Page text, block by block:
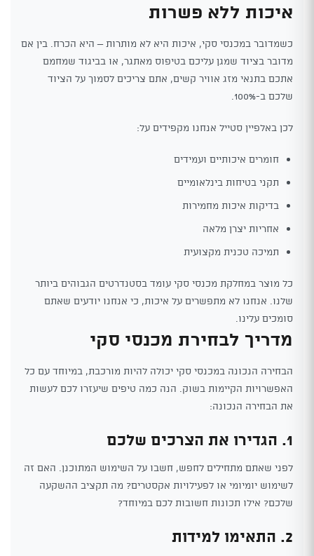
איכות ללא פשרות
כשמדובר במכנסי סקי, איכות היא לא מותרות – היא הכרח. בין אם
מדובר בציוד שמגן עליכם בטיפוס מאתגר, או בביגוד שמחמם
אתכם בתנאי מזג אוויר קשים, אתם צריכים לסמוך על הציוד
שלכם ב-100%.
לכן באלפיין סטייל אנחנו מקפידים על:
חומרים איכותיים ועמידים
תקני בטיחות בינלאומיים
בדיקות איכות מחמירות
אחריות יצרן מלאה
תמיכה טכנית מקצועית
כל מוצר במחלקת מכנסי סקי עומד בסטנדרטים הגבוהים ביותר
שלנו. אנחנו לא מתפשרים על איכות, כי אנחנו יודעים שאתם
סומכים עלינו.
מדריך לבחירת מכנסי סקי
הבחירה הנכונה במכנסי סקי יכולה להיות מורכבת, במיוחד עם כל
האפשרויות הקיימות בשוק. הנה כמה טיפים שיעזרו לכם לעשות
את הבחירה הנכונה:
1. הגדירו את הצרכים שלכם
לפני שאתם מתחילים לחפש, חשבו על השימוש המתוכנן. האם זה
לשימוש יומיומי או לפעילויות אקסטרים? מה תקציב ההשקעה
שלכם? אילו תכונות חשובות לכם במיוחד?
2. התאימו למידות